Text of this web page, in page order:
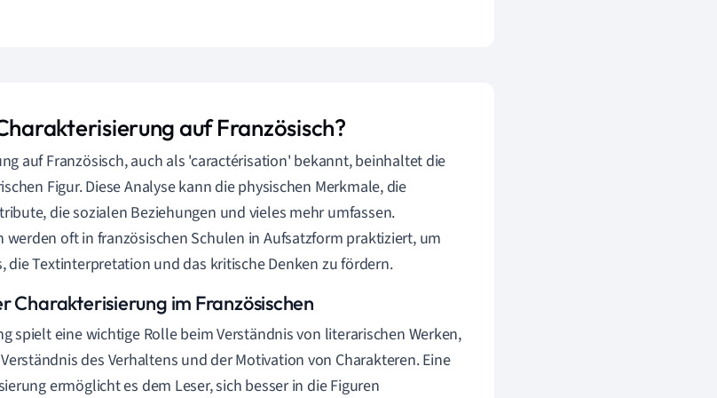
auf Französisch?
auf Französisch, auch als 'caractérisation' bekannt, beinhaltet die
Figur. Diese Analyse kann die physischen Merkmale, die
die sozialen Beziehungen und vieles mehr umfassen.
werden oft in französischen Schulen in Aufsatzform praktiziert, um
die Textinterpretation und das kritische Denken zu fördern.
Charakterisierung im Französischen
spielt eine wichtige Rolle beim Verständnis von literarischen Werken,
des Verhaltens und der Motivation von Charakteren. Eine
ermöglicht es dem Leser, sich besser in die Figuren